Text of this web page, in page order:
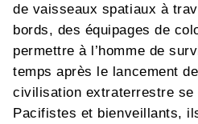
de vaisseaux spatiaux à
bords, des équipages de
permettre à l’homme de
temps après le lancement
civilisation extraterrestre
Pacifistes et bienveillants,